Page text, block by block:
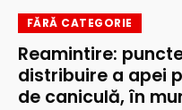
FĂRĂ CATEGORIE
Reamintire:
distribuire a apei
de caniculă, în